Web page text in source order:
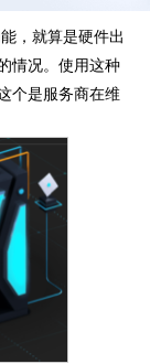
，就算是硬件出
情况。使用这种
个是服务商在维